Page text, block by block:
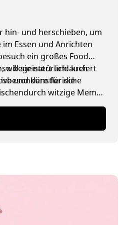
hin- und herschieben, um
Essen und Anrichten
ein großes Food
will sie natürlich auch
für die
so begeistert und kreiert
und künstlerische
witzige Memes